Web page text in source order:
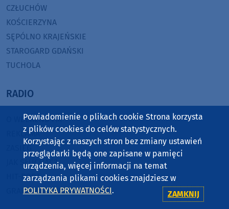
CZŁUCHÓW
KOŚCIERZYNA
SĘPÓLNO KRAJEŃSKIE
STAROGARD GDAŃSKI
TUCHOLA
RADIO
O WEEKEND FM
REKLAMA
JAK SŁUCHAĆ?
HIT-PORT
GRALIŚMY W WEEKEND FM
Powiadomienie o plikach cookie Strona korzysta
z plików cookies do celów statystycznych.
Korzystając z naszych stron bez zmiany ustawień
przeglądarki będą one zapisane w pamięci
urządzenia, więcej informacji na temat
zarządzania plikami cookies znajdziesz w
POLITYKA PRYWATNOŚCI. ZAMKNIJ